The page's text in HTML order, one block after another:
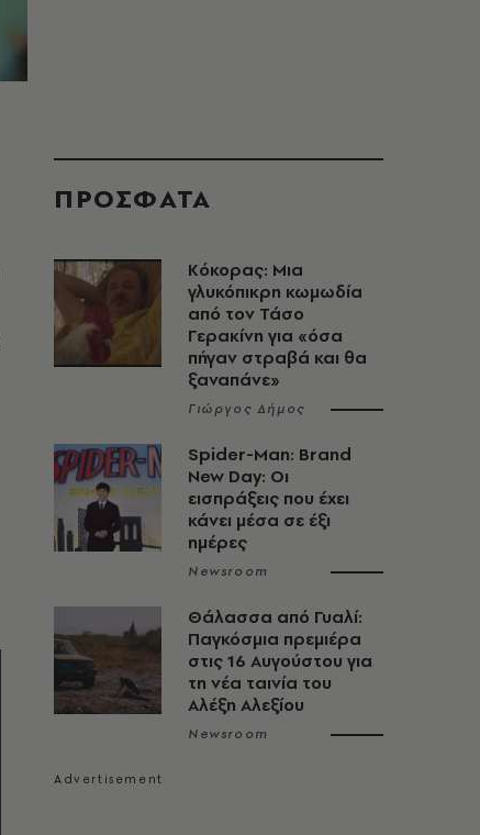
ΠΡΟΣΦΑΤΑ
Κόκορας: Μια
γλυκόπικρη κωμωδία
από τον Τάσο
Γερακίνη για «όσα
πήγαν στραβά και θα
ξαναπάνε»
Γιώργος Δήμος
Spider-Man: Brand
New Day: Οι
εισπράξεις που έχει
κάνει μέσα σε έξι
ημέρες
Newsroom
Θάλασσα από Γυαλί:
Παγκόσμια πρεμιέρα
στις 16 Αυγούστου για
τη νέα ταινία του
Αλέξη Αλεξίου
Newsroom